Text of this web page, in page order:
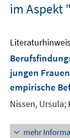
im Aspekt
Literaturhinweis
jungen Frauen
empirische
Nissen, Ursula;
mehr